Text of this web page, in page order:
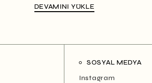
DEVAMINI YÜKLE
SOSYAL MEDYA
Instagram